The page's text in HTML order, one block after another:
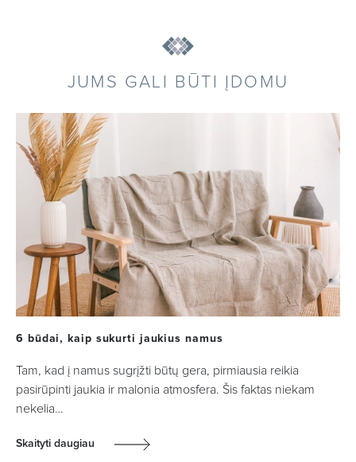
JUMS GALI BŪTI ĮDOMU
6 būdai, kaip sukurti jaukius namus
Tam, kad į namus sugrįžti būtų gera, pirmiausia reikia
pasirūpinti jaukia ir malonia atmosfera. Šis faktas niekam
nekelia…
Skaityti daugiau